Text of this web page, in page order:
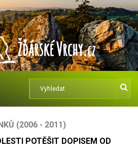
(2006 - 2011)
POTĚŠIT DOPISEM OD